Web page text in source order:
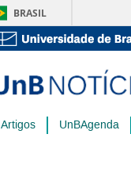
BRASIL
Artigos UnBAgenda